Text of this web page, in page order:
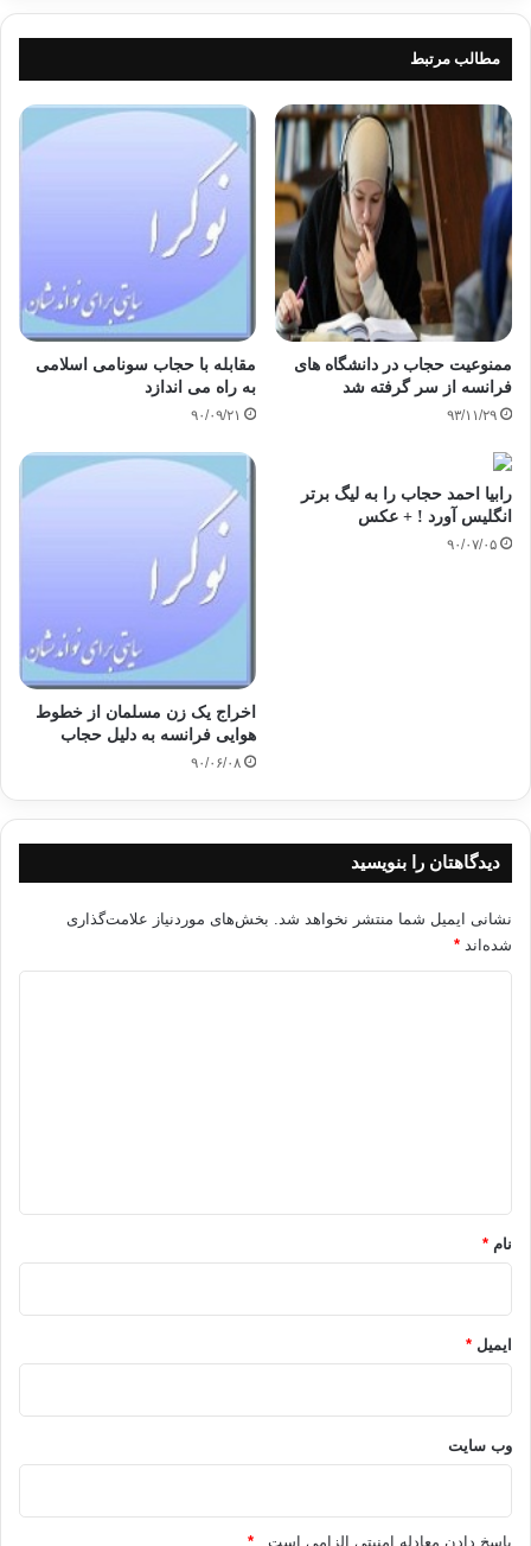
کپی آدرس
مطالب مرتبط
ممنوعیت حجاب در دانشگاه‌ های
فرانسه از سر گرفته شد
۹۳/۱۱/۲۹
مقابله با حجاب سونامی اسلامی
به راه می اندازد
۹۰/۰۹/۲۱
رابیا احمد حجاب را به لیگ برتر
انگلیس آورد ! + عکس
۹۰/۰۷/۰۵
اخراج یک زن مسلمان از خطوط
هوایی فرانسه به دلیل حجاب
۹۰/۰۶/۰۸
دیدگاهتان را بنویسید
نشانی ایمیل شما منتشر نخواهد شد. بخش‌های موردنیاز علامت‌گذاری
شده‌اند *
نام *
ایمیل *
وب‌ سایت
پاسخ دادن معادله امنیتی الزامی است . *